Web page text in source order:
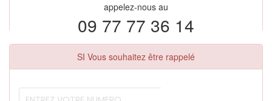
appelez-nous au
09 77 77 36 14
SI Vous souhaitez être rappelé